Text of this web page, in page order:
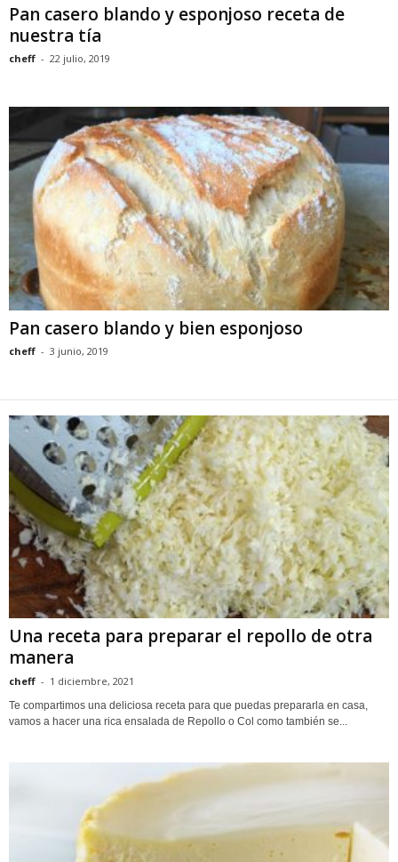
Pan casero blando y esponjoso receta de
nuestra tía
cheff - 22 julio, 2019
Pan casero blando y bien esponjoso
cheff - 3 junio, 2019
Una receta para preparar el repollo de otra
manera
cheff - 1 diciembre, 2021
Te compartimos una deliciosa receta para que puedas prepararla en casa,
vamos a hacer una rica ensalada de Repollo o Col como también se...